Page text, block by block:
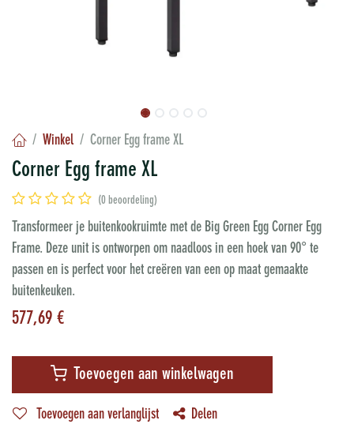
Winkel Corner Egg frame XL
Corner Egg frame XL
(0 beoordeling)
Transformeer je buitenkookruimte met de Big Green Egg Corner Egg
Frame. Deze unit is ontworpen om naadloos in een hoek van 90° te
passen en is perfect voor het creëren van een op maat gemaakte
buitenkeuken.
577,69 €
Toevoegen aan winkelwagen
Toevoegen aan verlanglijst Delen